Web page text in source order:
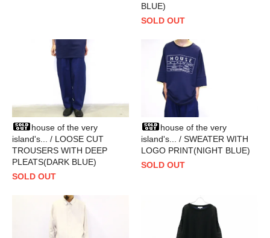
BLUE)
SOLD OUT
house of the very
island's... / LOOSE CUT
TROUSERS WITH DEEP
PLEATS(DARK BLUE)
SOLD OUT
house of the very
island's... / SWEATER WITH
LOGO PRINT(NIGHT BLUE)
SOLD OUT